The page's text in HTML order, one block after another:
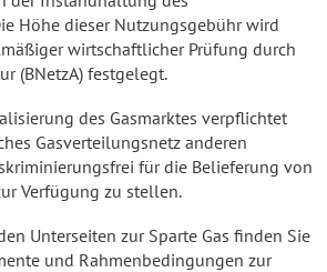
Höhe dieser Nutzungsgebühr wird
wirtschaftlicher Prüfung durch
(BNetzA) festgelegt.
des Gasmarktes verpflichtet
Gasverteilungsnetz anderen
für die Belieferung von
Verfügung zu stellen.
Unterseiten zur Sparte Gas finden Sie
und Rahmenbedingungen zur